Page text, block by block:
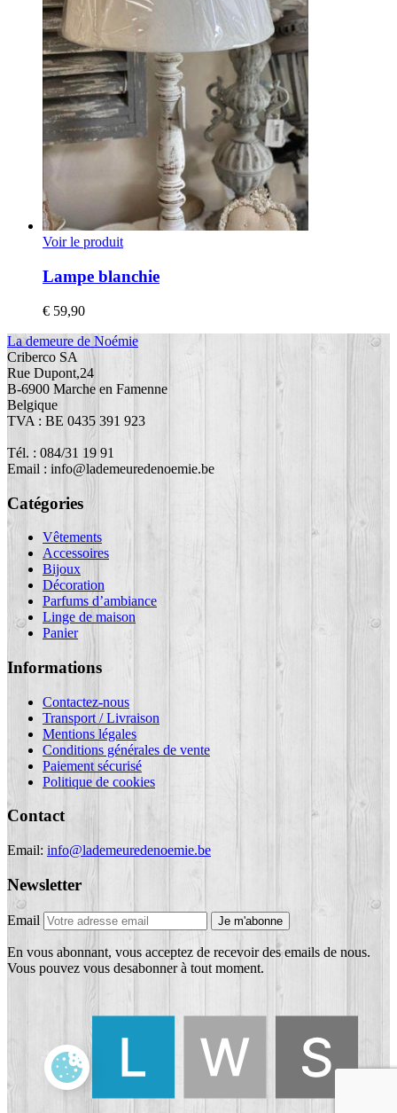
Voir le produit
Lampe blanchie
€ 59,90
La demeure de Noémie
Criberco SA
Rue Dupont,24
B-6900 Marche en Famenne
Belgique
TVA : BE 0435 391 923
Tél. : 084/31 19 91
Email : info@lademeuredenoemie.be
Catégories
Vêtements
Accessoires
Bijoux
Décoration
Parfums d’ambiance
Linge de maison
Panier
Informations
Contactez-nous
Transport / Livraison
Mentions légales
Conditions générales de vente
Paiement sécurisé
Politique de cookies
Contact
Email: info@lademeuredenoemie.be
Newsletter
Email Je m'abonne
En vous abonnant, vous acceptez de recevoir des emails de nous.
Vous pouvez vous desabonner à tout moment.